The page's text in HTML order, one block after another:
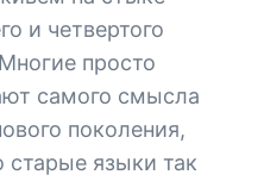
и четвертого
просто
самого смысла
поколения,
старые языки так